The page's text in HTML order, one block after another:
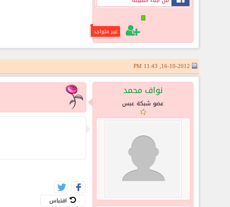
غير متواجد
نواف محمد
عضو شبكة عبس
اقتباس